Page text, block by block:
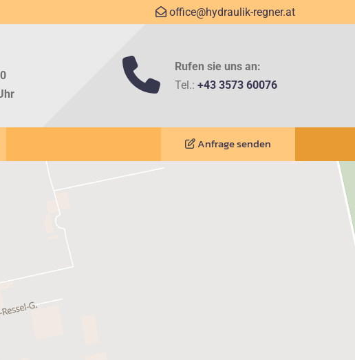
 office@hydraulik-regner.at

Rufen sie uns an:
Tel.: +43 3573 60076
 Anfrage senden